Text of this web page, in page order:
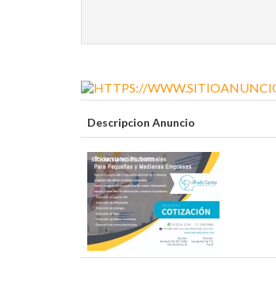
Descripcion Anuncio